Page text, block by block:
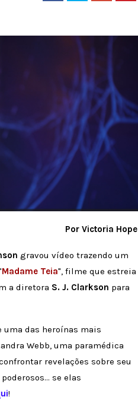
Por Victoria Hope
gravou vídeo trazendo um
Madame Teia", filme que estreia
a diretora S. J. Clarkson para
das heroínas mais
Webb, uma paramédica
revelações sobre seu
se elas
!